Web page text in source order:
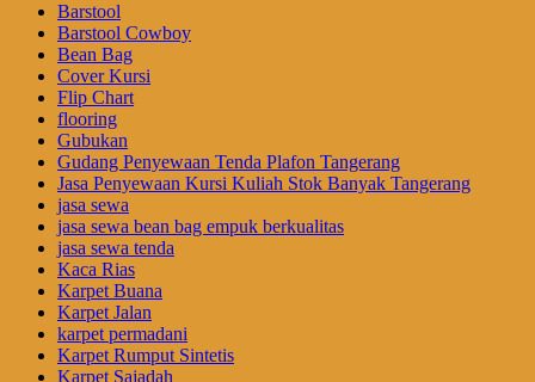
Barstool
Barstool Cowboy
Bean Bag
Cover Kursi
Flip Chart
flooring
Gubukan
Gudang Penyewaan Tenda Plafon Tangerang
Jasa Penyewaan Kursi Kuliah Stok Banyak Tangerang
jasa sewa
jasa sewa bean bag empuk berkualitas
jasa sewa tenda
Kaca Rias
Karpet Buana
Karpet Jalan
karpet permadani
Karpet Rumput Sintetis
Karpet Sajadah